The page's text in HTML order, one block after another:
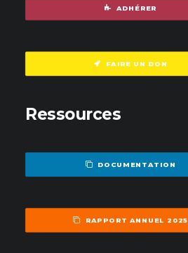
ADHÉRER
FAIRE UN DON
Ressources
DOCUMENTATION
RAPPORT ANNUEL 2025